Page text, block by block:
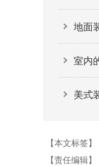
地面
室内
美式
【本文标签】
【责任编辑】